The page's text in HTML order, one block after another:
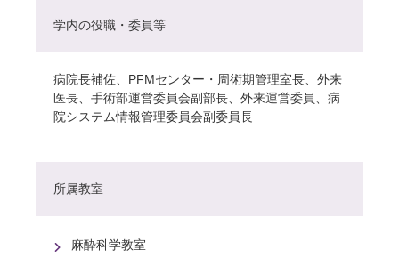
学内の役職・委員等
病院長補佐、PFMセンター・周術期管理室長、外来
医長、手術部運営委員会副部長、外来運営委員、病
院システム情報管理委員会副委員長
所属教室
麻酔科学教室